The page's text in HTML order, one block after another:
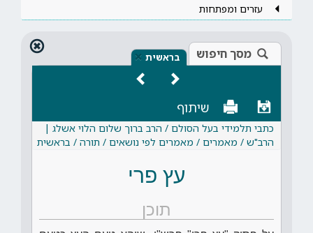
עזרים ומפתחות
מסך חיפוש בראשית ×
שיתוף
כתבי תלמידי בעל הסולם / הרב ברוך שלום הלוי אשלג |
הרב"ש / מאמרים / מאמרים לפי נושאים / תורה / בראשית
עץ פרי
תוכן